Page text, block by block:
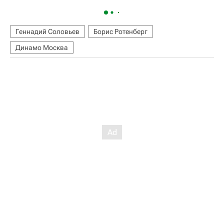
Геннадий Соловьев
Борис Ротенберг
Динамо Москва